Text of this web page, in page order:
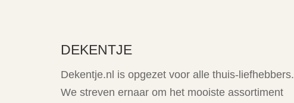
DEKENTJE
Dekentje.nl is opgezet voor alle thuis-liefhebbers.
We streven ernaar om het mooiste assortiment